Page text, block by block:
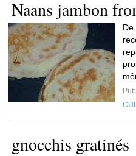
Naans jambon
De
gnocchis gratinés